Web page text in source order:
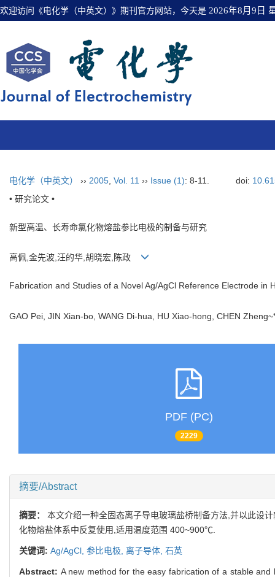
欢迎访问《电化学（中英文）》期刊官方网站，今天是 2026年8月9日
电化学（中英文） ›› 2005 Vol. 11 ›› Issue (1): 8-11. doi:
• 研究论文 •
新型高温、长寿命氯化物熔盐参比电极的制备与研究
高佩,金先波,汪的华,胡晓宏,陈政
Fabrication and Studies of a Novel Ag/AgCl Reference Electrode in
GAO Pei, JIN Xian-bo, WANG Di-hua, HU Xiao-hong, CHEN
PDF (PC)
2229
摘要/Abstract
摘要：本文介绍一种全固态离子导电玻璃盐桥制备方法,并以此设
化物熔盐体系中反复使用,适用温度范围 400~900℃.
关键词: Ag/AgCl, 参比电极, 离子导体, 石英
Abstract: A new method for the easy fabrication of a stable